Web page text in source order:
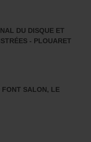
DU DISQUE ET
- PLOUARET
SALON, LE